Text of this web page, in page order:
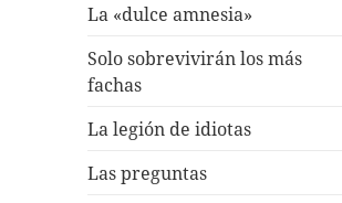
La «dulce amnesia»
Solo sobrevivirán los más
fachas
La legión de idiotas
Las preguntas